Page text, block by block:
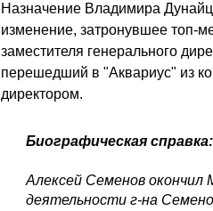
Назначение Владимира
изменение, затронувшее топ-
заместителя генерального
перешедший в "Аквариус" из
директором.
Биографическая справка:
Алексей Семенов окончил
деятельности г-на